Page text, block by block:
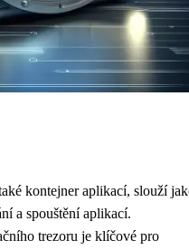
kontejner aplikací, slouží
a spouštění aplikací.
trezoru je klíčové pro